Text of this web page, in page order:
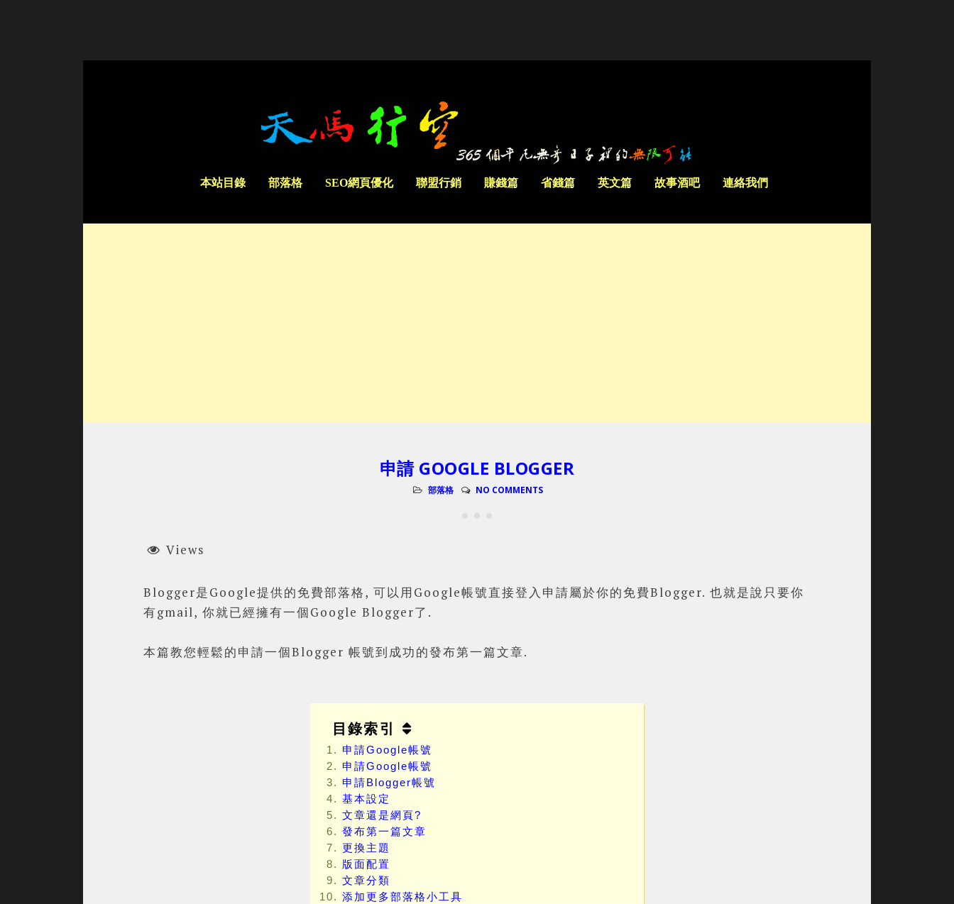
本站目錄 部落格 SEO網頁優化 聯盟行銷 賺錢篇 省錢篇 英文篇 故事酒吧 連絡我們
申請 GOOGLE BLOGGER
部落格 NO COMMENTS
Views
Blogger是Google提供的免費部落格, 可以用Google帳號直接登入申請屬於你的免費Blogger. 也就是說只要你
有gmail, 你就已經擁有一個Google Blogger了.
本篇教您輕鬆的申請一個Blogger 帳號到成功的發布第一篇文章.
目錄索引
申請Google帳號
申請Google帳號
申請Blogger帳號
基本設定
文章還是網頁?
發布第一篇文章
更換主題
版面配置
文章分類
添加更多部落格小工具